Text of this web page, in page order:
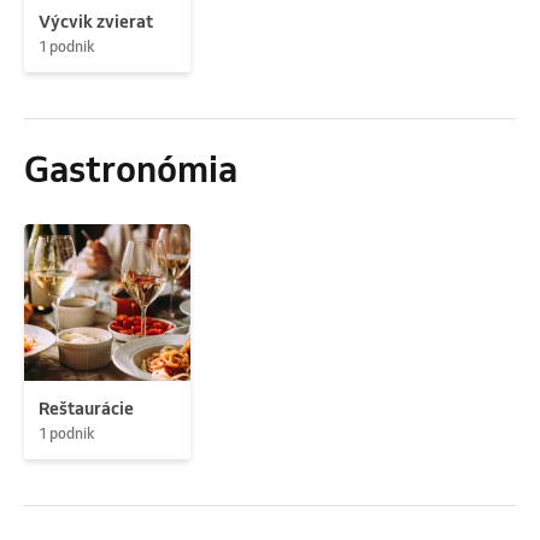
Výcvik zvierat
1 podnik
Gastronómia
Reštaurácie
1 podnik